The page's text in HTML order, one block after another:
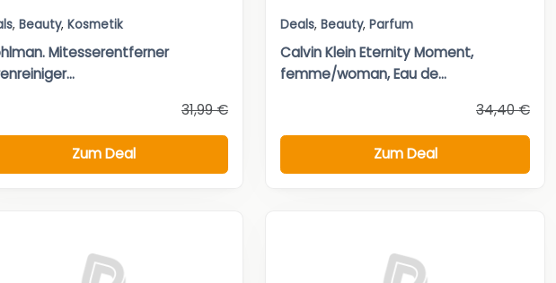
, Beauty, Kosmetik
Mitesserentferner
31,99 €
Zum Deal
Deals, Beauty, Parfum
Calvin Klein Eternity Moment,
femme/woman, Eau de...
34,40 €
Zum Deal